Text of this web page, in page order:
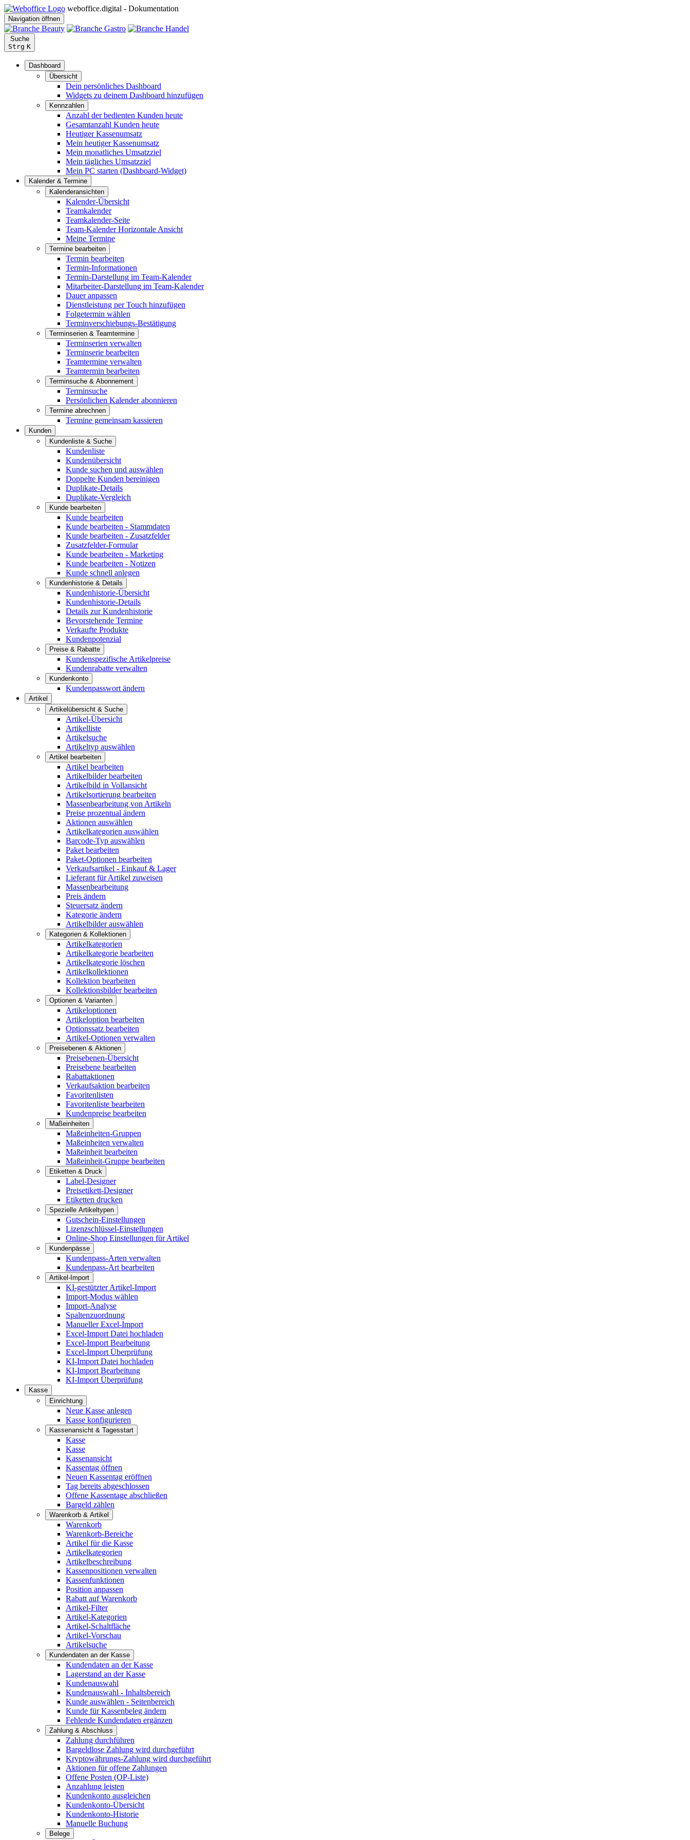
weboffice.digital - Dokumentation
Navigation öffnen
Suche
Strg K
Dashboard
Übersicht
Dein persönliches Dashboard
Widgets zu deinem Dashboard hinzufügen
Kennzahlen
Anzahl der bedienten Kunden heute
Gesamtanzahl Kunden heute
Heutiger Kassenumsatz
Mein heutiger Kassenumsatz
Mein monatliches Umsatzziel
Mein tägliches Umsatzziel
Mein PC starten (Dashboard-Widget)
Kalender & Termine
Kalenderansichten
Kalender-Übersicht
Teamkalender
Teamkalender-Seite
Team-Kalender Horizontale Ansicht
Meine Termine
Termine bearbeiten
Termin bearbeiten
Termin-Informationen
Termin-Darstellung im Team-Kalender
Mitarbeiter-Darstellung im Team-Kalender
Dauer anpassen
Dienstleistung per Touch hinzufügen
Folgetermin wählen
Terminverschiebungs-Bestätigung
Terminserien & Teamtermine
Terminserien verwalten
Terminserie bearbeiten
Teamtermine verwalten
Teamtermin bearbeiten
Terminsuche & Abonnement
Terminsuche
Persönlichen Kalender abonnieren
Termine abrechnen
Termine gemeinsam kassieren
Kunden
Kundenliste & Suche
Kundenliste
Kundenübersicht
Kunde suchen und auswählen
Doppelte Kunden bereinigen
Duplikate-Details
Duplikate-Vergleich
Kunde bearbeiten
Kunde bearbeiten
Kunde bearbeiten - Stammdaten
Kunde bearbeiten - Zusatzfelder
Zusatzfelder-Formular
Kunde bearbeiten - Marketing
Kunde bearbeiten - Notizen
Kunde schnell anlegen
Kundenhistorie & Details
Kundenhistorie-Übersicht
Kundenhistorie-Details
Details zur Kundenhistorie
Bevorstehende Termine
Verkaufte Produkte
Kundenpotenzial
Preise & Rabatte
Kundenspezifische Artikelpreise
Kundenrabatte verwalten
Kundenkonto
Kundenpasswort ändern
Artikel
Artikelübersicht & Suche
Artikel-Übersicht
Artikelliste
Artikelsuche
Artikeltyp auswählen
Artikel bearbeiten
Artikel bearbeiten
Artikelbilder bearbeiten
Artikelbild in Vollansicht
Artikelsortierung bearbeiten
Massenbearbeitung von Artikeln
Preise prozentual ändern
Aktionen auswählen
Artikelkategorien auswählen
Barcode-Typ auswählen
Paket bearbeiten
Paket-Optionen bearbeiten
Verkaufsartikel - Einkauf & Lager
Lieferant für Artikel zuweisen
Massenbearbeitung
Preis ändern
Steuersatz ändern
Kategorie ändern
Artikelbilder auswählen
Kategorien & Kollektionen
Artikelkategorien
Artikelkategorie bearbeiten
Artikelkategorie löschen
Artikelkollektionen
Kollektion bearbeiten
Kollektionsbilder bearbeiten
Optionen & Varianten
Artikeloptionen
Artikeloption bearbeiten
Optionssatz bearbeiten
Artikel-Optionen verwalten
Preisebenen & Aktionen
Preisebenen-Übersicht
Preisebene bearbeiten
Rabattaktionen
Verkaufsaktion bearbeiten
Favoritenlisten
Favoritenliste bearbeiten
Kundenpreise bearbeiten
Maßeinheiten
Maßeinheiten-Gruppen
Maßeinheiten verwalten
Maßeinheit bearbeiten
Maßeinheit-Gruppe bearbeiten
Etiketten & Druck
Label-Designer
Preisetikett-Designer
Etiketten drucken
Spezielle Artikeltypen
Gutschein-Einstellungen
Lizenzschlüssel-Einstellungen
Online-Shop Einstellungen für Artikel
Kundenpässe
Kundenpass-Arten verwalten
Kundenpass-Art bearbeiten
Artikel-Import
KI-gestützter Artikel-Import
Import-Modus wählen
Import-Analyse
Spaltenzuordnung
Manueller Excel-Import
Excel-Import Datei hochladen
Excel-Import Bearbeitung
Excel-Import Überprüfung
KI-Import Datei hochladen
KI-Import Bearbeitung
KI-Import Überprüfung
Kasse
Einrichtung
Neue Kasse anlegen
Kasse konfigurieren
Kassenansicht & Tagesstart
Kasse
Kasse
Kassenansicht
Kassentag öffnen
Neuen Kassentag eröffnen
Tag bereits abgeschlossen
Offene Kassentage abschließen
Bargeld zählen
Warenkorb & Artikel
Warenkorb
Warenkorb-Bereiche
Artikel für die Kasse
Artikelkategorien
Artikelbeschreibung
Kassenpositionen verwalten
Kassenfunktionen
Position anpassen
Rabatt auf Warenkorb
Artikel-Filter
Artikel-Kategorien
Artikel-Schaltfläche
Artikel-Vorschau
Artikelsuche
Kundendaten an der Kasse
Kundendaten an der Kasse
Lagerstand an der Kasse
Kundenauswahl
Kundenauswahl - Inhaltsbereich
Kunde auswählen - Seitenbereich
Kunde für Kassenbeleg ändern
Fehlende Kundendaten ergänzen
Zahlung & Abschluss
Zahlung durchführen
Bargeldlose Zahlung wird durchgeführt
Kryptowährungs-Zahlung wird durchgeführt
Aktionen für offene Zahlungen
Offene Posten (OP-Liste)
Anzahlung leisten
Kundenkonto ausgleichen
Kundenkonto-Übersicht
Kundenkonto-Historie
Manuelle Buchung
Belege